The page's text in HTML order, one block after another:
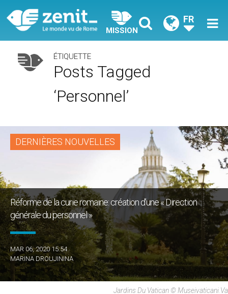
MISSION
FR
ÉTIQUETTE
Posts Tagged
‘personnel’
DERNIÈRES NOUVELLES
Réforme de la curie romaine: création d’une « Direction
générale du personnel »
MAR 06, 2020 15:54
MARINA DROUJININA
Jardins Du Vatican © Museivaticani.va